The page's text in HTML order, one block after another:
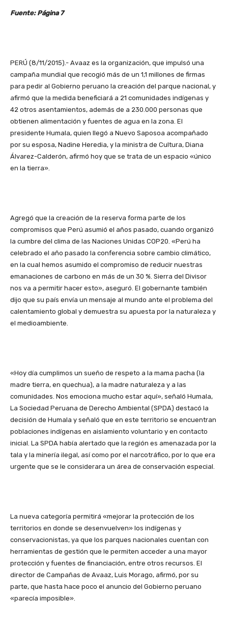
Fuente: Página 7
PERÚ (8/11/2015).- Avaaz es la organización, que impulsó una
campaña mundial que recogió más de un 1,1 millones de firmas
para pedir al Gobierno peruano la creación del parque nacional, y
afirmó que la medida beneficiará a 21 comunidades indígenas y
42 otros asentamientos, además de a 230.000 personas que
obtienen alimentación y fuentes de agua en la zona. El
presidente Humala, quien llegó a Nuevo Saposoa acompañado
por su esposa, Nadine Heredia, y la ministra de Cultura, Diana
Álvarez-Calderón, afirmó hoy que se trata de un espacio «único
en la tierra».
Agregó que la creación de la reserva forma parte de los
compromisos que Perú asumió el años pasado, cuando organizó
la cumbre del clima de las Naciones Unidas COP20. «Perú ha
celebrado el año pasado la conferencia sobre cambio climático,
en la cual hemos asumido el compromiso de reducir nuestras
emanaciones de carbono en más de un 30 %. Sierra del Divisor
nos va a permitir hacer esto», aseguró. El gobernante también
dijo que su país envía un mensaje al mundo ante el problema del
calentamiento global y demuestra su apuesta por la naturaleza y
el medioambiente.
«Hoy día cumplimos un sueño de respeto a la mama pacha (la
madre tierra, en quechua), a la madre naturaleza y a las
comunidades. Nos emociona mucho estar aquí», señaló Humala,
La Sociedad Peruana de Derecho Ambiental (SPDA) destacó la
decisión de Humala y señaló que en este territorio se encuentran
poblaciones indígenas en aislamiento voluntario y en contacto
inicial. La SPDA había alertado que la región es amenazada por la
tala y la minería ilegal, así como por el narcotráfico, por lo que era
urgente que se le considerara un área de conservación especial.
La nueva categoría permitirá «mejorar la protección de los
territorios en donde se desenvuelven» los indígenas y
conservacionistas, ya que los parques nacionales cuentan con
herramientas de gestión que le permiten acceder a una mayor
protección y fuentes de financiación, entre otros recursos. El
director de Campañas de Avaaz, Luis Morago, afirmó, por su
parte, que hasta hace poco el anuncio del Gobierno peruano
«parecía imposible».